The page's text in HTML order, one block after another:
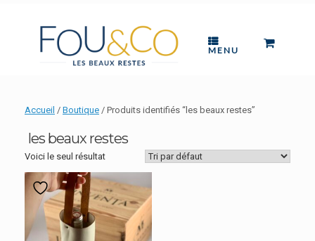
MENU
VIEW
Accueil / Boutique / Produits identifiés “les beaux restes”
les beaux restes
Voici le seul résultat